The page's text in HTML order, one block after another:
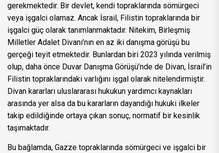
gerekmektedir. Bir devlet, kendi topraklarında sömürgeci
veya işgalci olamaz. Ancak İsrail, Filistin topraklarında bir
işgalci güç olarak tanımlanmaktadır. Nitekim, Birleşmiş
Milletler Adalet Divanı’nın en az iki danışma görüşü bu
gerçeği teyit etmektedir. Bunlardan biri 2023 yılında verilmiş
olup, daha önce Duvar Danışma Görüşü’nde de Divan, İsrail’in
Filistin topraklarındaki varlığını işgal olarak nitelendirmiştir.
Divan kararları uluslararası hukukun yardımcı kaynakları
arasında yer alsa da bu kararların dayandığı hukuki ilkeler
takip edildiğinde ortaya çıkan sonuç, normatif bir kesinlik
taşımaktadır.
Bu bağlamda, Gazze topraklarında sömürgeci ve işgalci bir